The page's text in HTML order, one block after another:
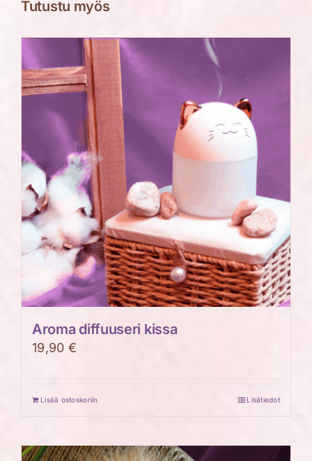
Tutustu myös
Aroma diffuuseri kissa
19,90 €
Lisää ostoskoriin Lisätiedot